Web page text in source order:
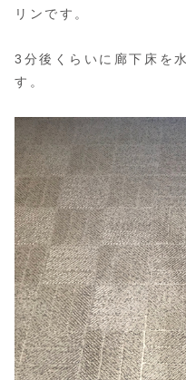
リンです。
3分後くらいに廊下床を
す。